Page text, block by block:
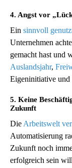
4. Angst vor
Ein sinnvoll
Unternehmen
gemacht hast und
Auslandsjahr,
Eigeninitiative und
5. Keine
Zukunft
Die Arbeitswelt
Automatisierung
Zukunft noch
erfolgreich sein